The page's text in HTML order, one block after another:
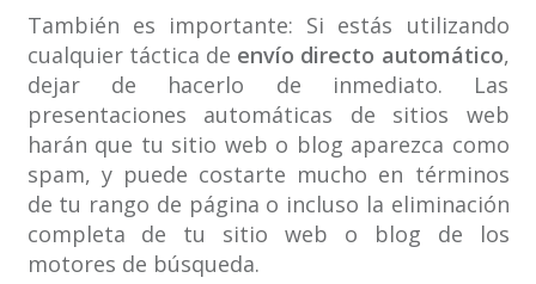
También es importante: Si estás utilizando
cualquier táctica de envío directo automático,
dejar de hacerlo de inmediato. Las
presentaciones automáticas de sitios web
harán que tu sitio web o blog aparezca como
spam, y puede costarte mucho en términos
de tu rango de página o incluso la eliminación
completa de tu sitio web o blog de los
motores de búsqueda.